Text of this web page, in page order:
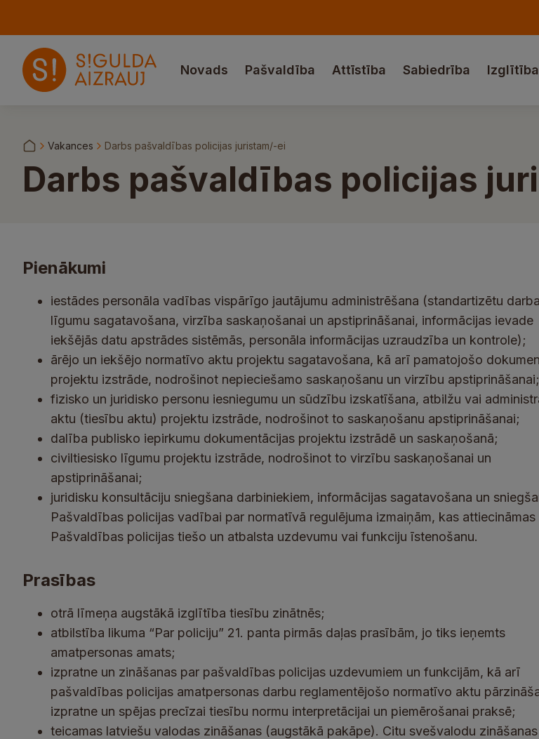
Novads Pašvaldība Attīstība Sabiedrība Izglītība
Vakances Darbs pašvaldības policijas juristam/-ei
Darbs pašvaldības policijas
Pienākumi
iestādes personāla vadības vispārīgo jautājumu administrēšana (standartizētu darba
līgumu sagatavošana, virzība saskaņošanai un apstiprināšanai, informācijas ievade
iekšējās datu apstrādes sistēmās, personāla informācijas uzraudzība un kontrole);
ārējo un iekšējo normatīvo aktu projektu sagatavošana, kā arī pamatojošo
projektu izstrāde, nodrošinot nepieciešamo saskaņošanu un virzību apstiprināšanai;
fizisko un juridisko personu iesniegumu un sūdzību izskatīšana, atbilžu vai
aktu (tiesību aktu) projektu izstrāde, nodrošinot to saskaņošanu apstiprināšanai;
dalība publisko iepirkumu dokumentācijas projektu izstrādē un saskaņošanā;
civiltiesisko līgumu projektu izstrāde, nodrošinot to virzību saskaņošanai un
apstiprināšanai;
juridisku konsultāciju sniegšana darbiniekiem, informācijas sagatavošana un
Pašvaldības policijas vadībai par normatīvā regulējuma izmaiņām, kas attiecināmas
Pašvaldības policijas tiešo un atbalsta uzdevumu vai funkciju īstenošanu.
Prasības
otrā līmeņa augstākā izglītība tiesību zinātnēs;
atbilstība likuma “Par policiju” 21. panta pirmās daļas prasībām, jo tiks ieņemts
amatpersonas amats;
izpratne un zināšanas par pašvaldības policijas uzdevumiem un funkcijām, kā arī
pašvaldības policijas amatpersonas darbu reglamentējošo normatīvo aktu
izpratne un spējas precīzai tiesību normu interpretācijai un piemērošanai praksē;
teicamas latviešu valodas zināšanas (augstākā pakāpe). Citu svešvalodu